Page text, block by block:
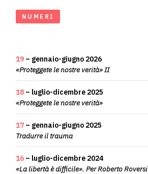
NUMERI
19 – gennaio-giugno 2026
«Proteggete le nostre verità» II
18 – luglio-dicembre 2025
«Proteggete le nostre verità»
17 – gennaio-giugno 2025
Tradurre il trauma
16 – luglio-dicembre 2024
«La libertà è difficile». Per Roberto Roversi